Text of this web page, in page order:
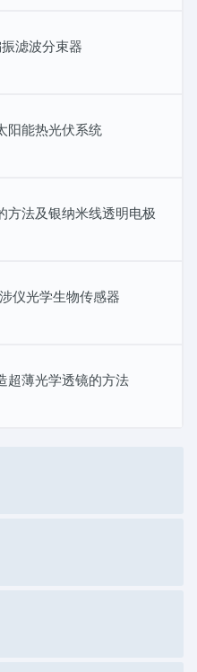
滤波分束器
阳能热光伏系统
方法及银纳米线透明电极
仪光学生物传感器
超薄光学透镜的方法